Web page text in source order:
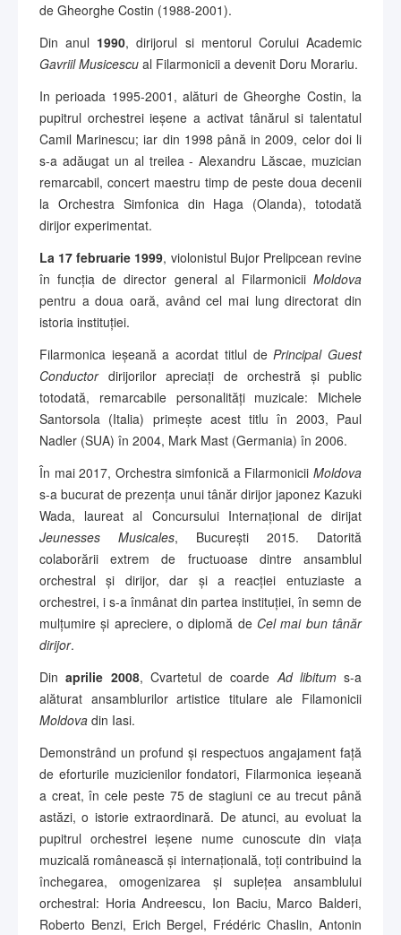
de Gheorghe Costin (1988-2001).
Din anul 1990, dirijorul si mentorul Corului Academic
Gavriil Musicescu al Filarmonicii a devenit Doru Morariu.
In perioada 1995-2001, alături de Gheorghe Costin, la
pupitrul orchestrei ieșene a activat tânărul si talentatul
Camil Marinescu; iar din 1998 până in 2009, celor doi li
s-a adăugat un al treilea - Alexandru Lăscae, muzician
remarcabil, concert maestru timp de peste doua decenii
la Orchestra Simfonica din Haga (Olanda), totodată
dirijor experimentat.
La 17 februarie 1999, violonistul Bujor Prelipcean revine
în funcția de director general al Filarmonicii Moldova
pentru a doua oară, având cel mai lung directorat din
istoria instituției.
Filarmonica ieșeană a acordat titlul dePrincipal Guest
Conductordirijorilor apreciați de orchestră și public
totodată, remarcabile personalități muzicale: Michele
Santorsola (Italia) primește acest titlu în 2003, Paul
Nadler (SUA) în 2004, Mark Mast (Germania) în 2006.
În mai 2017, Orchestra simfonică a Filarmonicii Moldova
s-a bucurat de prezența unui tânăr dirijor japonez Kazuki
Wada, laureat al Concursului Internațional de dirijat
Jeunesses Musicales, București 2015. Datorită
colaborării extrem de fructuoase dintre ansamblul
orchestral și dirijor, dar și a reacției entuziaste a
orchestrei, i s-a înmânat din partea instituției, în semn de
mulțumire și apreciere, o diplomă de Cel mai bun tânăr
dirijor.
Dinaprilie 2008, Cvartetul de coardeAd libitums-a
alăturat ansamblurilor artistice titulare ale Filamonicii
Moldova din Iasi.
Demonstrând un profund și respectuos angajament față
de eforturile muzicienilor fondatori, Filarmonica ieșeană
a creat, în cele peste 75 de stagiuni ce au trecut până
astăzi, o istorie extraordinară. De atunci, au evoluat la
pupitrul orchestrei ieșene nume cunoscute din viața
muzicală românească și internațională, toți contribuind la
închegarea, omogenizarea și suplețea ansamblului
orchestral: Horia Andreescu, Ion Baciu, Marco Balderi,
Roberto Benzi, Erich Bergel, Frédéric Chaslin, Antonin